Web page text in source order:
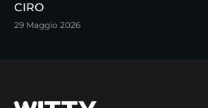
CIRO
29 Maggio 2026